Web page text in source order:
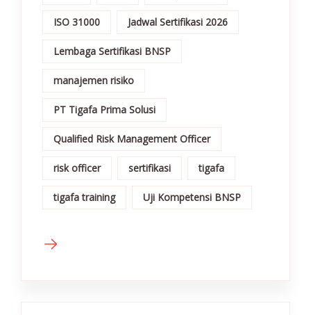
ISO 31000 Jadwal Sertifikasi 2026
Lembaga Sertifikasi BNSP
manajemen risiko
PT Tigafa Prima Solusi
Qualified Risk Management Officer
risk officer sertifikasi tigafa
tigafa training Uji Kompetensi BNSP